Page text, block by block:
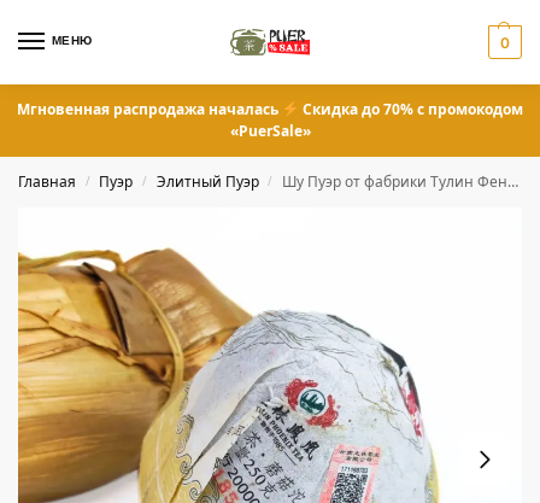
МЕНЮ 0
Мгновенная распродажа началась
Скидка до 70% с промокодом
«PuerSale»
Главная / Пуэр / Элитный Пуэр / Шу Пуэр от фабрики Тулин Феникс 250 грамм